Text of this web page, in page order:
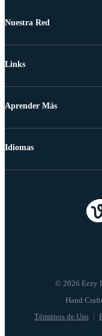
Nuestra Red
Links
Aprender Más
© 2026 Eezy
Términos de Uso
Idiomas